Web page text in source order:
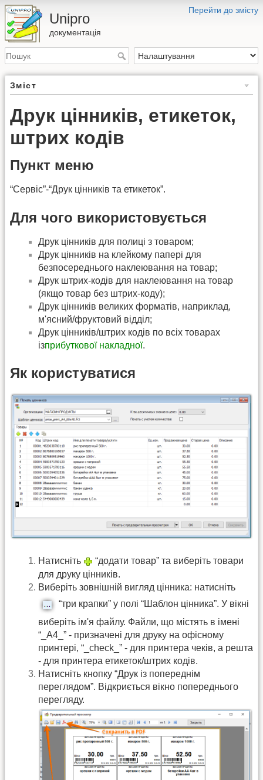
Перейти до змісту
Unipro
документація
Зміст
Друк цінників, етикеток,
штрих кодів
Пункт меню
“Сервіс”-“Друк цінників та етикеток”.
Для чого використовується
Друк цінників для полиці з товаром;
Друк цінників на клейкому папері для
безпосереднього наклеювання на товар;
Друк штрих-кодів для наклеювання на товар
(якщо товар без штрих-коду);
Друк цінників великих форматів, наприклад,
м'ясний/фруктовий відділ;
Друк цінників/штрих кодів по всіх товарах
iзприбуткової накладної.
Як користуватися
Натисніть
“додати товар” та виберіть товари
для друку цінників.
Виберіть зовнішній вигляд цінника: натисніть
“три крапки” у полі “Шаблон цінника”. У вікні
виберіть ім'я файлу. Файли, що містять в імені
“_А4_” - призначені для друку на офісному
принтері, “_check_” - для принтера чеків, а решта
- для принтера етикеток/штрих кодів.
Натисніть кнопку “Друк із попереднім
переглядом”. Відкриється вікно попереднього
перегляду.